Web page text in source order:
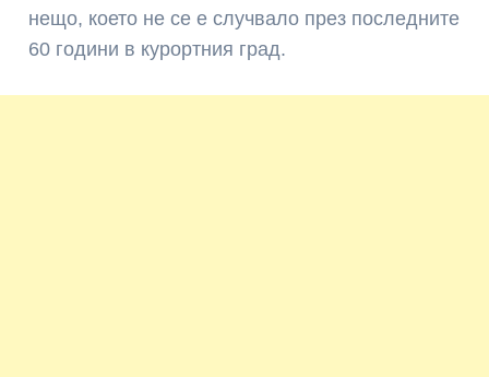
нещо, което не се е случвало през последните
60 години в курортния град.